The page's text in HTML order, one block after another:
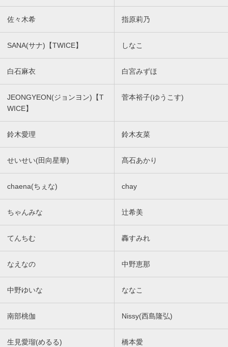
佐々木希 指原莉乃
SANA(サナ)【TWICE】 しなこ
白石麻衣 白宮みずほ
JEONGYEON(ジョンヨン)【T
WICE】
菅本裕子(ゆうこす)
鈴木愛理 鈴木友菜
せいせい(田向星華) 髙石あかり
chaena(ちぇな) chay
ちゃんみな 辻希美
てんちむ 轟すみれ
なえなの 中野恵那
中野ゆいな ななこ
南部桃伽 Nissy(西島隆弘)
生見愛瑠(めるる) 橋本愛